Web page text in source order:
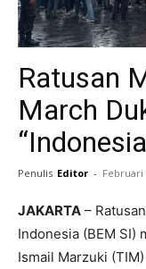
Ratusan
March
Penulis Editor - Februari
JAKARTA –
Indonesia (BEM SI)
Ismail Marzuki